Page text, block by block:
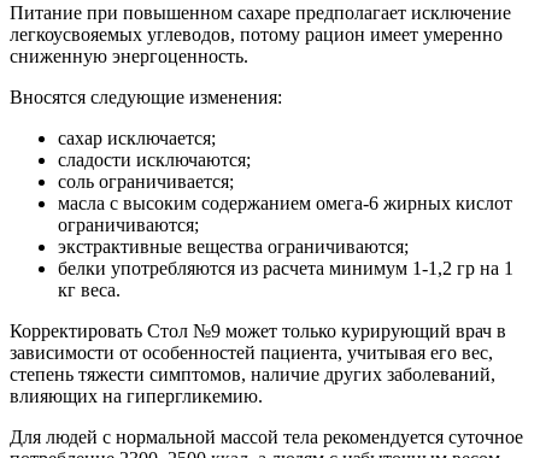
Питание при повышенном сахаре предполагает исключение
легкоусвояемых углеводов, потому рацион имеет умеренно
сниженную энергоценность.
Вносятся следующие изменения:
сахар исключается;
сладости исключаются;
соль ограничивается;
масла с высоким содержанием омега-6 жирных кислот
ограничиваются;
экстрактивные вещества ограничиваются;
белки употребляются из расчета минимум 1-1,2 гр на 1
кг веса.
Корректировать Стол №9 может только курирующий врач в
зависимости от особенностей пациента, учитывая его вес,
степень тяжести симптомов, наличие других заболеваний,
влияющих на гипергликемию.
Для людей с нормальной массой тела рекомендуется суточное